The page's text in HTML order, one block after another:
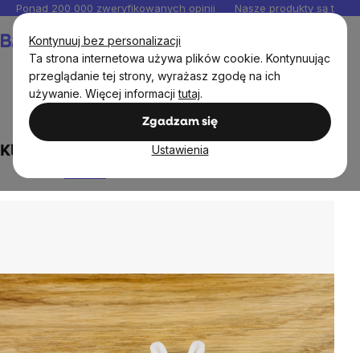
Kontynuuj bez personalizacji
Ta strona internetowa używa plików cookie. Kontynuując
przeglądanie tej strony, wyrażasz zgodę na ich
używanie. Więcej informacjitutaj.
Zgadzam się
Ustawienia
Przejść
do
treści
Ponad 200 000 zweryfikowanych opinii Nasze produkty są
Klipsy przeciw chrapaniu